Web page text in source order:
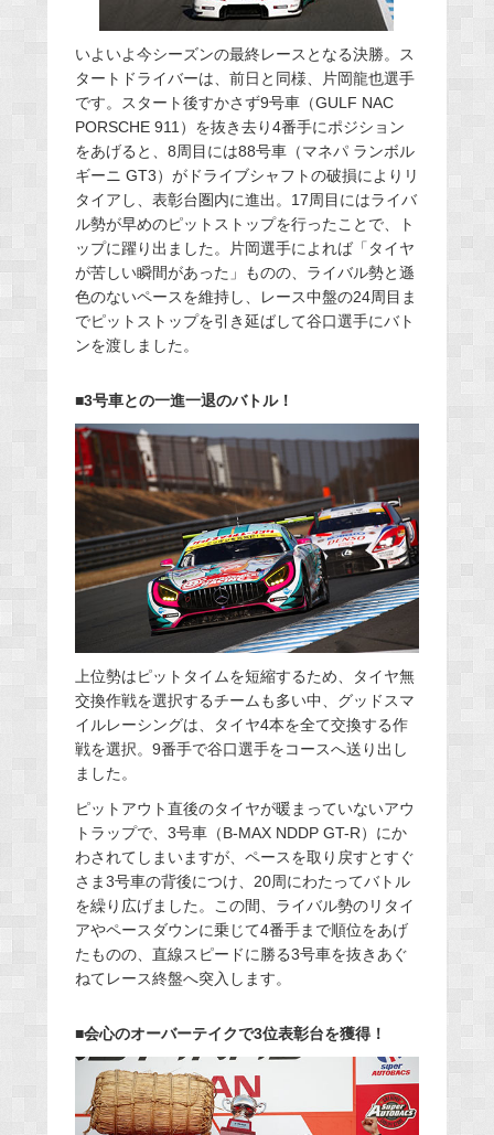
いよいよ今シーズンの最終レースとなる決勝。ス
タートドライバーは、前日と同様、片岡龍也選手
です。スタート後すかさず9号車（GULF NAC
PORSCHE 911）を抜き去り4番手にポジション
をあげると、8周目には88号車（マネパ ランボル
ギーニ GT3）がドライブシャフトの破損によりリ
タイアし、表彰台圏内に進出。17周目にはライバ
ル勢が早めのピットストップを行ったことで、ト
ップに躍り出ました。片岡選手によれば「タイヤ
が苦しい瞬間があった」ものの、ライバル勢と遜
色のないペースを維持し、レース中盤の24周目ま
でピットストップを引き延ばして谷口選手にバト
ンを渡しました。
■3号車との一進一退のバトル！
上位勢はピットタイムを短縮するため、タイヤ無
交換作戦を選択するチームも多い中、グッドスマ
イルレーシングは、タイヤ4本を全て交換する作
戦を選択。9番手で谷口選手をコースへ送り出し
ました。
ピットアウト直後のタイヤが暖まっていないアウ
トラップで、3号車（B-MAX NDDP GT-R）にか
わされてしまいますが、ペースを取り戻すとすぐ
さま3号車の背後につけ、20周にわたってバトル
を繰り広げました。この間、ライバル勢のリタイ
アやペースダウンに乗じて4番手まで順位をあげ
たものの、直線スピードに勝る3号車を抜きあぐ
ねてレース終盤へ突入します。
■会心のオーバーテイクで3位表彰台を獲得！